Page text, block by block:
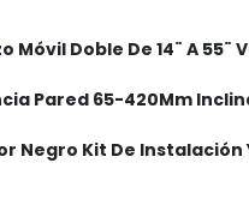
Móvil Doble De 14¨ A 55¨
Pared 65-420Mm
Negro Kit De Instalación